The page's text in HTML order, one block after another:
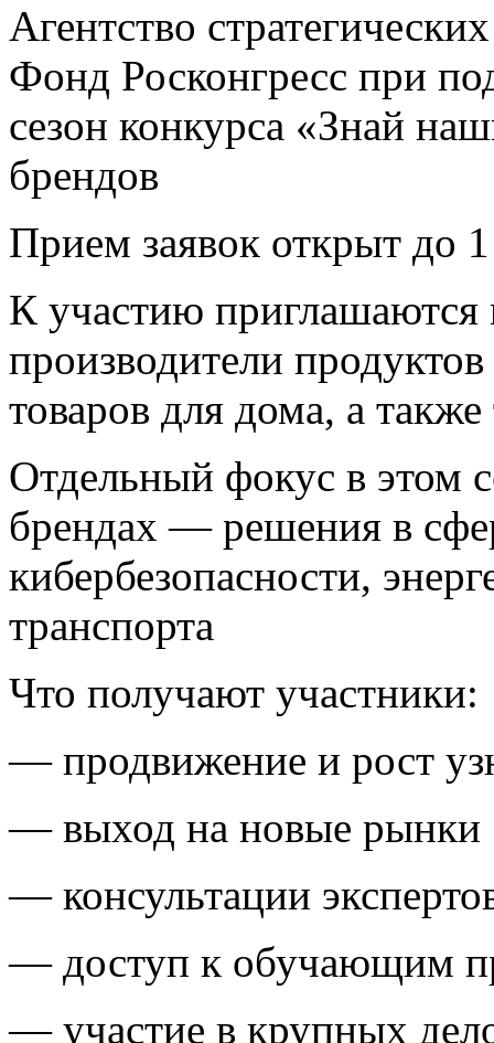
Агентство
Фонд Росконгресс при
сезон конкурса «Знай
брендов
Прием заявок открыт
К участию
производители
товаров для дома, а
Отдельный фокус в этом
брендах — решения в
кибербезопасности,
транспорта
Что получают участники:
— продвижение и рост
— выход на новые рынки
— консультации
— доступ к обучающим
— участие в крупных